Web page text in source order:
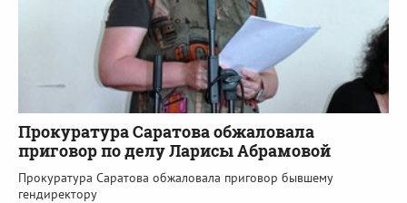
Прокуратура Саратова обжаловала
приговор по делу Ларисы Абрамовой
Прокуратура Саратова обжаловала приговор бывшему
гендиректору